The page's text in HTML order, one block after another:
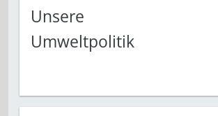
Unsere
Umweltpolitik